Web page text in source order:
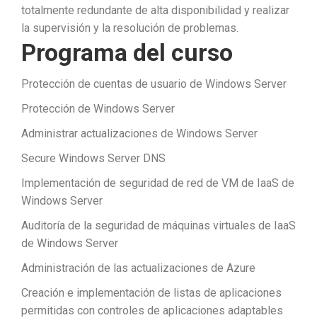
totalmente redundante de alta disponibilidad y realizar
la supervisión y la resolución de problemas.
Programa del curso
Protección de cuentas de usuario de Windows Server
Protección de Windows Server
Administrar actualizaciones de Windows Server
Secure Windows Server DNS
Implementación de seguridad de red de VM de IaaS de
Windows Server
Auditoría de la seguridad de máquinas virtuales de IaaS
de Windows Server
Administración de las actualizaciones de Azure
Creación e implementación de listas de aplicaciones
permitidas con controles de aplicaciones adaptables